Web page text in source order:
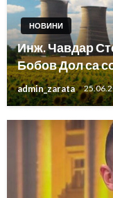
НОВИНИ
Инж. Чавдар
Бобов Дол са
admin_zarata